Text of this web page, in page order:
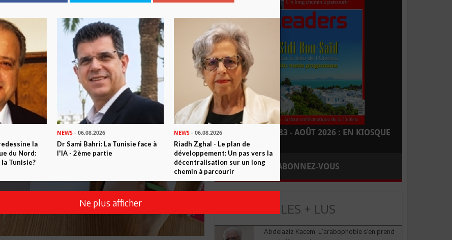
LEADERS N° 183 - AOÛT 2026 : EN KIOSQUE
ABONNEZ-VOUS
LES + LUS
Abdelaziz Kacem: L’arabophobie s’en prend
la
du Nord:
Tunisie?
NEWS - 06.08.2026
Dr Sami Bahri: La Tunisie face à
l'IA - 2ème partie
NEWS- 06.08.2026
Riadh Zghal - Le plan de
développement: Un pas vers la
décentralisation sur un long
chemin à parcourir
Ne plus afficher